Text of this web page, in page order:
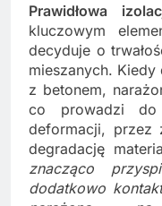
Prawidłowa
kluczowym
decyduje o
mieszanych.
z betonem,
co prowadzi
deformacji, przez
degradację
znacząco
dodatkowo